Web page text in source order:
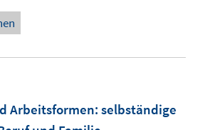
Arbeitsformen: selbständige